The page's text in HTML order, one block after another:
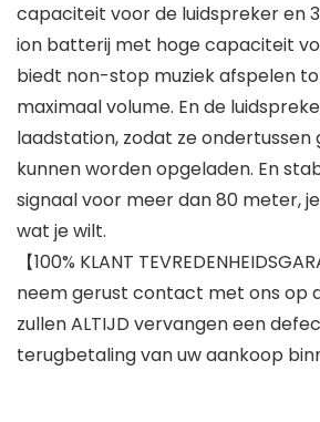
capaciteit voor de luidspreker en
ion batterij met hoge capaciteit
biedt non-stop muziek afspelen
maximaal volume. En de
laadstation, zodat ze ondertussen
kunnen worden opgeladen. En
signaal voor meer dan 80 meter,
wat je wilt.
【100% KLANT
neem gerust contact met ons op
zullen ALTIJD vervangen een
terugbetaling van uw aankoop